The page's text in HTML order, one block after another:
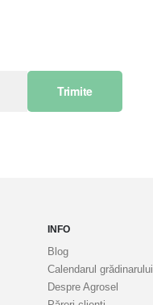
Trimite
INFO
Blog
Calendarul grădinarului
Despre Agrosel